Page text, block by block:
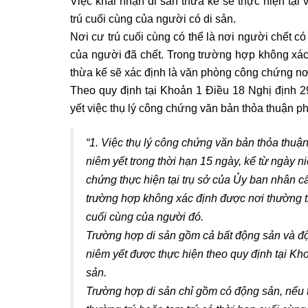
trú cuối cùng của người có di sản.
Nơi cư trú cuối cùng có thể là nơi người chết
của người đã chết. Trong trường hợp không
thừa kế sẽ xác định là văn phòng công chứng
Theo quy định tại Khoản 1 Điều 18 Nghị định
yết việc thụ lý công chứng văn bản thỏa thuận
“1. Việc thụ lý công chứng văn bản thỏa
niêm yết trong thời hạn 15 ngày, kể từ ngày
chứng thực hiện tại trụ sở của Ủy ban nhân
trường hợp không xác định được nơi thường
cuối cùng của người đó.
Trường hợp di sản gồm cả bất động sản và
niêm yết được thực hiện theo quy định tại
sản.
Trường hợp di sản chỉ gồm có động sản,